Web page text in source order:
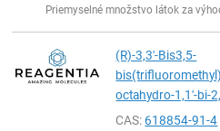
Priemyselné množstvo látok za
(R)-3,3'-Bis3,5-
octahydro-1,1'-bi-
CAS:618854-91-4